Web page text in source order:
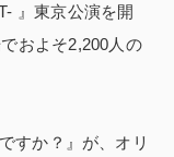
』東京公演を開
およそ2,200人の
すか？』が、オリ